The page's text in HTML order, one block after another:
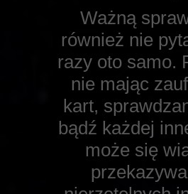
Ważną
również nie
razy oto samo.
nie mając
kart,
bądź każdej
może się